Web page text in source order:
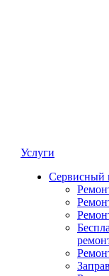
Услуги
Сервисный